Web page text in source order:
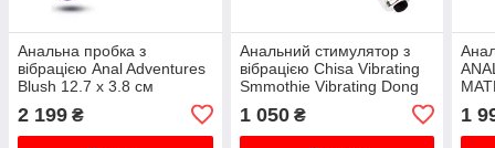
Анальна пробка з
вібрацією Anal Adventures
Blush 12.7 х 3.8 см
2 199 ₴
Анальний стимулятор з
вібрацією Chisa Vibrating
Smmothie Vibrating Dong
1 050₴ 1